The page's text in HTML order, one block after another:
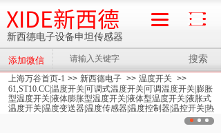
上海万谷首页-1 >> 新西德电子 >> 温度开关 >>
61,ST10.CC|温度开关|可调式温度开关|可调温度开关|膨胀
型温度开关|液体膨胀型温度开关|液体型温度开关|液胀式
温度开关|温度变送器|温度传感器|温度控制器|温控开关|热
保护器开关|微型控制开关|高限温度开关|低限温度开关|高
启温度开关|低启温度开关|温控器|热水温控器|管道温控器|
搜索
添加微信
新西德电子设备申坦传感器
XIDE新西德